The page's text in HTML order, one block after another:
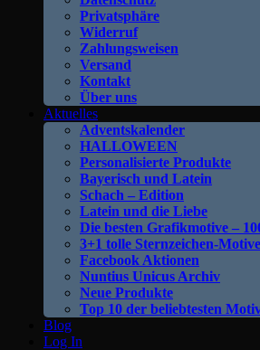
Privatsphäre
Widerruf
Zahlungsweisen
Versand
Kontakt
Über uns
Aktuelles
Adventskalender
HALLOWEEN
Personalisierte Produkte
Bayerisch und Latein
Schach – Edition
Latein und die Liebe
Die besten Grafikmotive –
3+1 tolle Sternzeichen-
Facebook Aktionen
Nuntius Unicus Archiv
Neue Produkte
Top 10 der beliebtesten
Blog
Log In